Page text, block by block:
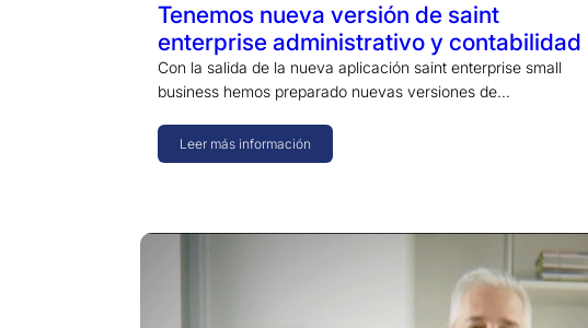
Tenemos nueva versión de saint
enterprise administrativo y contabilidad
Con la salida de la nueva aplicación saint enterprise small
business hemos preparado nuevas versiones de…
Leer más información